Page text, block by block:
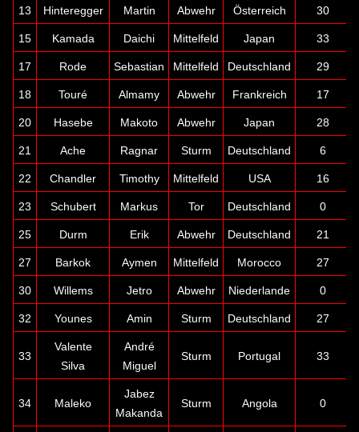
13 Hinteregger Martin Abwehr Österreich 30
15 Kamada Daichi Mittelfeld Japan 33
17 Rode Sebastian Mittelfeld Deutschland 29
18 Touré Almamy Abwehr Frankreich 17
20 Hasebe Makoto Abwehr Japan 28
21 Ache Ragnar Sturm Deutschland 6
22 Chandler Timothy Mittelfeld USA 16
23 Schubert Markus Tor Deutschland 0
25 Durm Erik Abwehr Deutschland 21
27 Barkok Aymen Mittelfeld Morocco 27
30 Willems Jetro Abwehr Niederlande 0
32 Younes Amin Sturm Deutschland 27
33
Valente
Silva
André
Miguel
Sturm Portugal 33
34 Maleko
Jabez
Makanda
Sturm Angola 0